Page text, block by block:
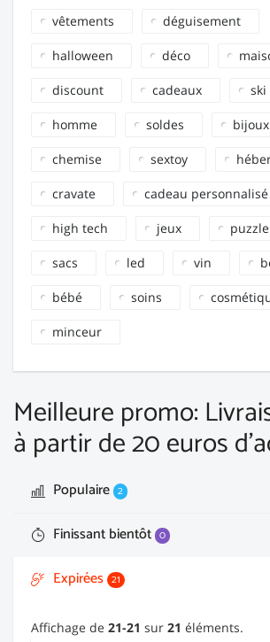
vêtements déguisement
halloween déco
discount cadeaux ski
homme soldes bijoux
chemise sextoy
cravate cadeau personnalisé
high tech jeux puzzle
sacs led vin
bébé soins
minceur
Meilleure promo:
à partir de 20 euros
Populaire 2
Finissant bientôt 0
Expirées 21
Affichage de 21-21 sur 21 éléments.